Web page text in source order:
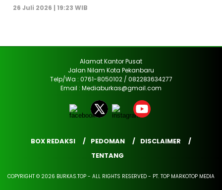
26 Juli 2026 | 19:23 WIB
Alamat Kantor Pusat
Jalan Nilam Kota Pekanbaru
Telp/Wa : 0761-8050102 / 082283634277
Email : Mediaburkas@gmail.com
BOX REDAKSI PEDOMAN
DISCLAIMER
TENTANG
COPYRIGHT © 2026 BURKAS.TOP - ALL RIGHTS RESERVED - PT. TOP MARKOTOP MEDIA